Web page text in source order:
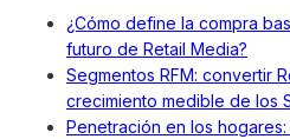
¿Cómo define la compra
futuro de Retail Media?
Segmentos RFM: convertir
crecimiento medible de los
Penetración en los